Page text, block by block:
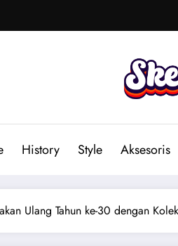
History Style Aksesoris
Ulang Tahun ke-30 dengan